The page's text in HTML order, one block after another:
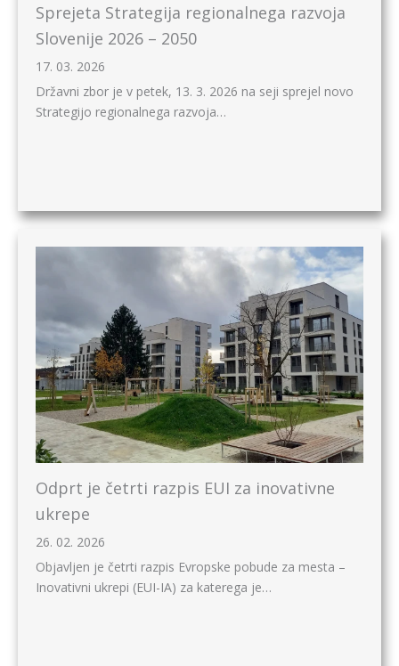
Sprejeta Strategija regionalnega razvoja
Slovenije 2026 – 2050
17. 03. 2026
Državni zbor je v petek, 13. 3. 2026 na seji sprejel novo
Strategijo regionalnega razvoja…
Odprt je četrti razpis EUI za inovativne
ukrepe
26. 02. 2026
Objavljen je četrti razpis Evropske pobude za mesta –
Inovativni ukrepi (EUI-IA) za katerega je…